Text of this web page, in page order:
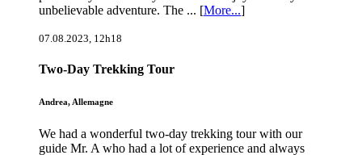
unbelievable adventure. The ... [More...]
07.08.2023, 12h18
Two-Day Trekking Tour
Andrea, Allemagne
We had a wonderful two-day trekking tour with our
guide Mr. A who had a lot of experience and always